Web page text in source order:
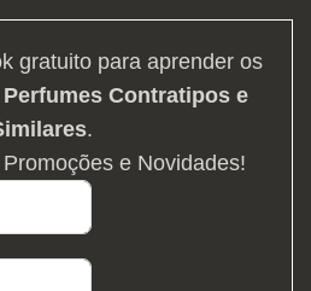
gratuito para aprender os
Contratipos e
.
e Novidades!